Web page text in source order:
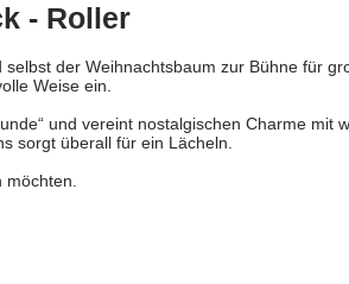
- Roller
der Weihnachtsbaum zur Bühne für
Weise ein.
und vereint nostalgischen Charme
sorgt überall für ein Lächeln.